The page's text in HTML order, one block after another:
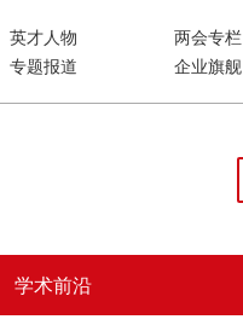
英才人物 两会专栏
专题报道 企业旗舰
学术前沿